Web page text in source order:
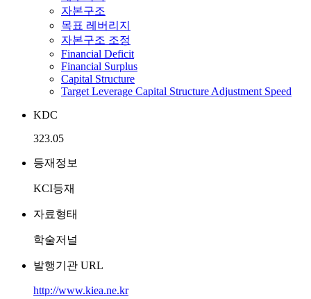
자본구조
목표 레버리지
자본구조 조정
Financial Deficit
Financial Surplus
Capital Structure
Target Leverage Capital Structure Adjustment Speed
KDC
323.05
등재정보
KCI등재
자료형태
학술저널
발행기관 URL
http://www.kiea.ne.kr